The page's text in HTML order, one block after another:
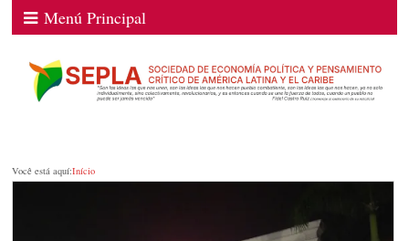
Menú Principal
Você está aquí:Início